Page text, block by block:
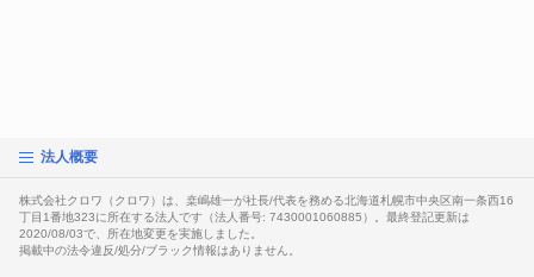
法人概要
株式会社クロワ（クロワ）は、桒嶋雄一が社長/代表を務める北海道札幌市中央区南一条西16
丁目1番地323に所在する法人です（法人番号: 7430001060885）。最終登記更新は
2020/08/03で、所在地変更を実施しました。
掲載中の法令違反/処分/ブラック情報はありません。